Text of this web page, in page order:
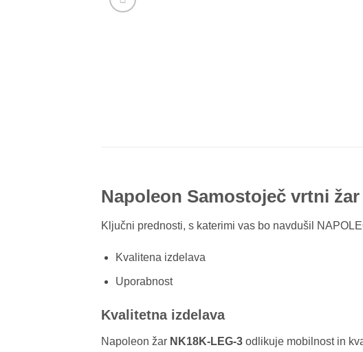
Napoleon Samostoječ vrtni
Ključni prednosti, s katerimi vas bo navdušil
Kvalitena izdelava
Uporabnost
Kvalitetna izdelava
Napoleon žar NK18K-LEG-3 odlikuje mobilnost in